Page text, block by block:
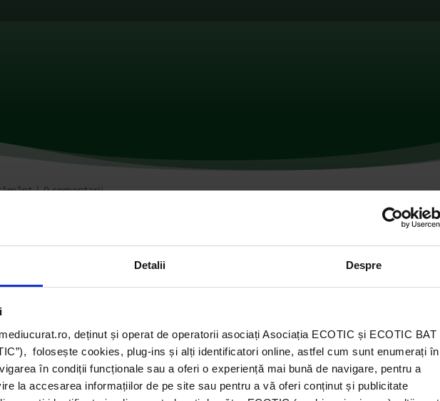
Detalii Despre
deținut și operat de operatorii asociați Asociația ECOTIC și ECOTIC BAT
folosește cookies, plug-ins și alți identificatori online, astfel cum sunt enumerați în
în condiții funcționale sau a oferi o experiență mai bună de navigare, pentru a
la accesarea informațiilor de pe site sau pentru a vă oferi conținut și publicitate
|0 comentarii